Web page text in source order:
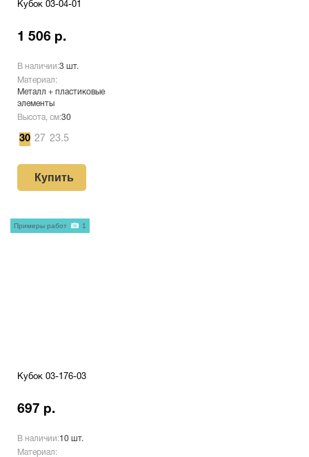
Кубок 03-04-01
1 506 р.
В наличии:3 шт.
Материал:
Металл + пластиковые
элементы
Высота, см:30
30 27 23.5
Купить
Кубок 03-176-03
697 р.
В наличии:10 шт.
Материал:
Примеры работ 1